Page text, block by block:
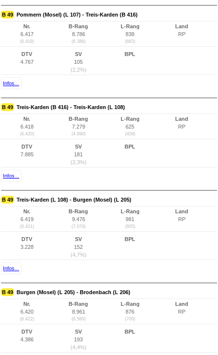
B 49 Pommern (Mosel) (L 107) - Treis-Karden (B 416)
Nr.
6.417
(6.419)
B-Rang
8.786
(6.386)
L-Rang
838
(663)
Land
RP
DTV
4.767
SV
105
(2,2%)
BPL
Infos...
B 49 Treis-Karden (B 416) - Treis-Karden (L 108)
Nr.
6.418
(6.420)
B-Rang
7.279
(4.890)
L-Rang
625
(459)
Land
RP
DTV
7.885
SV
181
(2,3%)
BPL
Infos...
B 49 Treis-Karden (L 108) - Burgen (Mosel) (L 205)
Nr.
6.419
(6.421)
B-Rang
9.476
(7.074)
L-Rang
981
(805)
Land
RP
DTV
3.228
SV
152
(4,7%)
BPL
Infos...
B 49 Burgen (Mosel) (L 205) - Brodenbach (L 206)
Nr.
6.420
(6.422)
B-Rang
8.961
(6.560)
L-Rang
876
(700)
Land
RP
DTV
4.386
SV
193
(4,4%)
BPL